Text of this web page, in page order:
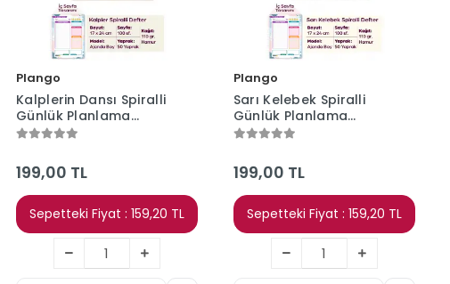
Plango
Kalplerin Dansı Spiralli
Günlük Planlama
Defteri - 100 Sayfa -
199,00 TL
Sepetteki Fiyat : 159,20 TL
Plango
Sarı Kelebek Spiralli
Günlük Planlama
Defteri - 100 Sayfa -
199,00 TL
Sepetteki Fiyat : 159,20 TL